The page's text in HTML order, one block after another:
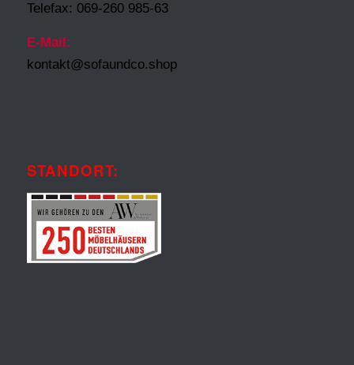
Telefax: 069-260 985-63
E-Mail:
kontakt@sofaundco.shop
STANDORT: